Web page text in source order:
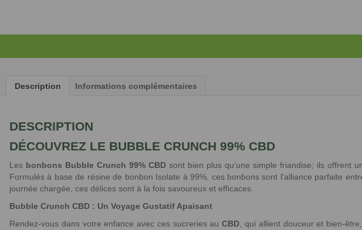
Description Informations complémentaires
DESCRIPTION
DÉCOUVREZ LE BUBBLE CRUNCH 99% CBD
Les bonbons Bubble Crunch 99% CBDsont bien plus qu’une simple friandise; ils offrent
Formulés à base de résine de bonbon Isolate à 99%, ces bonbons sont l’alliance parfaite
journée chargée, ces délices sont à la fois savoureux et efficaces.
Bubble Crunch CBD : Un Voyage Gustatif Apaisant
Rendez-vous dans votre enfance avec ces sucreries auCBD , qui allient douceur et bien-